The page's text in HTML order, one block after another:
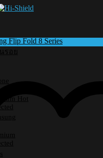
Flip Fold 8 Series
รอย